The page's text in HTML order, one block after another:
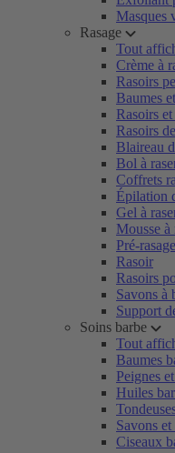
Masques
Rasage
Tout
Crème à
Rasoirs
Baumes
Rasoirs
Rasoirs
Blaireau
Bol à
Coffrets
Épilation
Gel à
Mousse à
Pré-rasage
Rasoir
Rasoirs
Savons à
Support
Soins barbe
Tout
Baumes
Peignes
Huiles
Savons
Ciseaux